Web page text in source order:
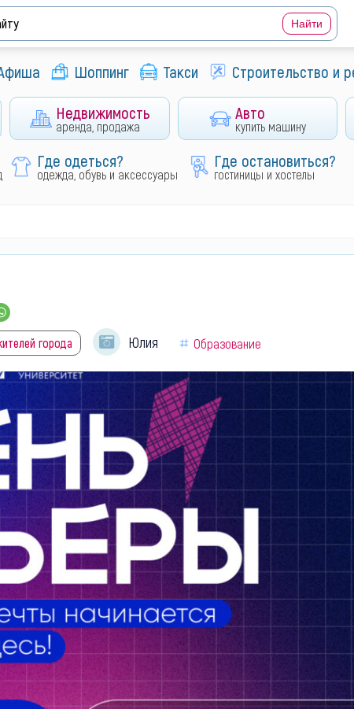
Шоппинг Такси Строительство и
Недвижимость
аренда, продажа
Авто
купить машину
Где одеться?
одежда, обувь и аксессуары
Где остановиться?
гостиницы и хостелы
города Юлия Образование